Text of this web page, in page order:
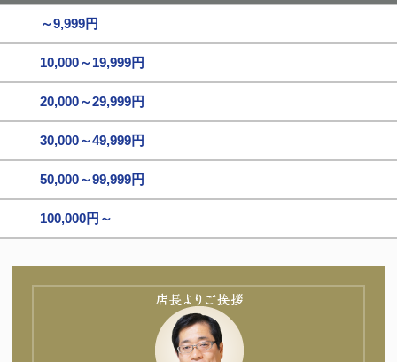
～9,999円
10,000～19,999円
20,000～29,999円
30,000～49,999円
50,000～99,999円
100,000円～